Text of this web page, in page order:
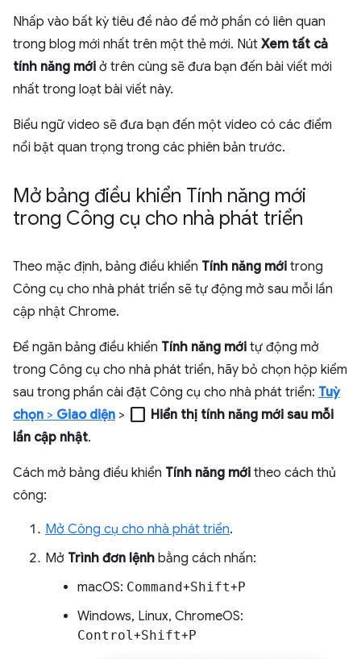
Nhấp vào bất kỳ tiêu đề nào để mở phần có liên quan
trong blog mới nhất trên một thẻ mới. Nút Xem tất cả
tính năng mới ở trên cùng sẽ đưa bạn đến bài viết mới
nhất trong loạt bài viết này.
Biểu ngữ video sẽ đưa bạn đến một video có các điểm
nổi bật quan trọng trong các phiên bản trước.
Mở bảng điều khiển Tính năng mới
trong Công cụ cho nhà phát triển
Theo mặc định, bảng điều khiển Tính năng mới trong
Công cụ cho nhà phát triển sẽ tự động mở sau mỗi lần
cập nhật Chrome.
Để ngăn bảng điều khiển Tính năng mới tự động mở
trong Công cụ cho nhà phát triển, hãy bỏ chọn hộp kiểm
sau trong phần cài đặt Công cụ cho nhà phát triển: Tuỳ
chọn > Giao diện > check_box_outline_blank Hiển thị tính năng mới sau mỗi
lần cập nhật.
Cách mở bảng điều khiển Tính năng mới theo cách thủ
công:
Mở Công cụ cho nhà phát triển.
Mở Trình đơn lệnh bằng cách nhấn:
macOS: Command+Shift+P
Windows, Linux, ChromeOS:
Control +Shift+P